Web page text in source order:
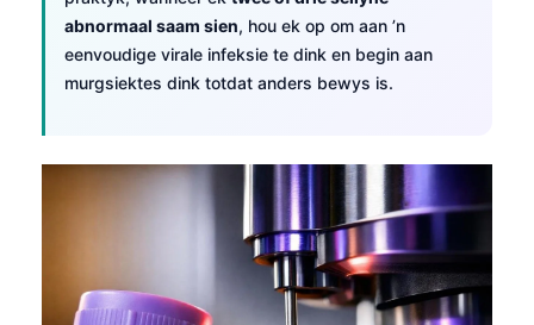
abnormaal saam sien, hou ek op om aan ’n
eenvoudige virale infeksie te dink en begin aan
murgsiektes dink totdat anders bewys is.